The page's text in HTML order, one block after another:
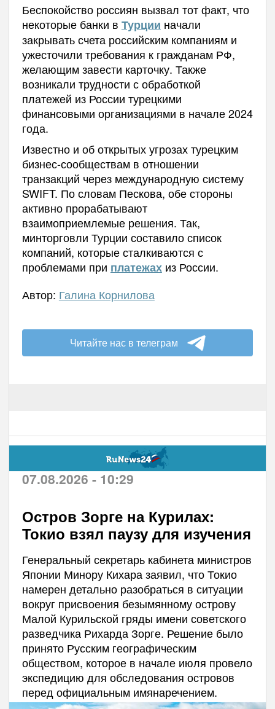
Беспокойство россиян вызвал тот факт, что
некоторые банки в Турции начали
закрывать счета российским компаниям и
ужесточили требования к гражданам РФ,
желающим завести карточку. Также
возникали трудности с обработкой
платежей из России турецкими
финансовыми организациями в начале 2024
года.
Известно и об открытых угрозах турецким
бизнес-сообществам в отношении
транзакций через международную систему
SWIFT. По словам Пескова, обе стороны
активно прорабатывают
взаимоприемлемые решения. Так,
минторговли Турции составило список
компаний, которые сталкиваются с
проблемами при платежахиз России.
Автор: Галина Корнилова
Читайте нас в телеграм
07.08.2026 - 10:29
Остров Зорге на Курилах:
Токио взял паузу для изучения
Генеральный секретарь кабинета министров
Японии Минору Кихара заявил, что Токио
намерен детально разобраться в ситуации
вокруг присвоения безымянному острову
Малой Курильской гряды имени советского
разведчика Рихарда Зорге. Решение было
принято Русским географическим
обществом, которое в начале июля провело
экспедицию для обследования островов
перед официальным имянаречением.